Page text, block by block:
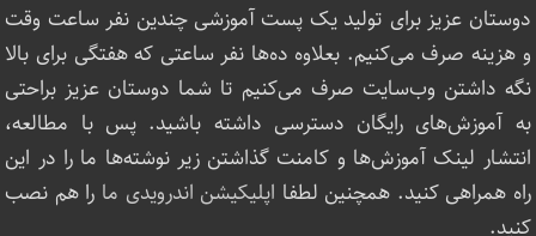
دوستان عزیز برای تولید یک پست آموزشی چندین نفر ساعت‌ وقت
و هزینه صرف می‌کنیم. بعلاوه ده‌ها نفر ساعتی که هفتگی برای بالا
نگه داشتن وب‌سایت صرف ‌می‌کنیم تا شما دوستان عزیز براحتی
به آموزش‌های رایگان دسترسی داشته باشید. پس با مطالعه،
انتشار لینک‌ آموزش‌ها و کامنت گذاشتن زیر نوشته‌‌ها ما را در این
راه همراهی کنید. همچنین لطفا اپلیکیشن اندرویدی ما را هم نصب
کنید.